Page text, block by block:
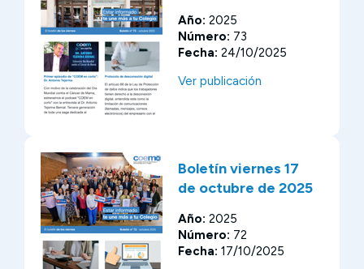
Año: 2025
Número: 73
Fecha: 24/10/2025
Ver publicación
Boletín viernes 17
de octubre de 2025
Año: 2025
Número: 72
Fecha: 17/10/2025